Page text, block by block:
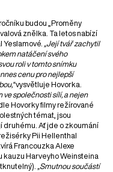
budou „Proměny
znělka. Ta letos nabízí
„Její tvář zachytil
natáčení svého
roli v tomto snímku
cenu pro nejlepší
vysvětluje Hovorka.
ve společnosti sílí, a nejen
Hovorky filmy režírované
témat, jsou
druhému. Ať jde o zkoumání
Pii Hellenthal
Francouzka Alexe
kauzu Harveyho Weinsteina
„Smutnou součástí